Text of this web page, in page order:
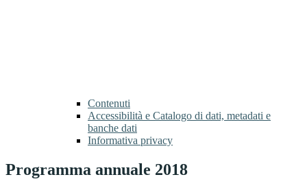
Contenuti
Accessibilità e Catalogo di dati, metadati e
banche dati
Informativa privacy
Programma annuale 2018